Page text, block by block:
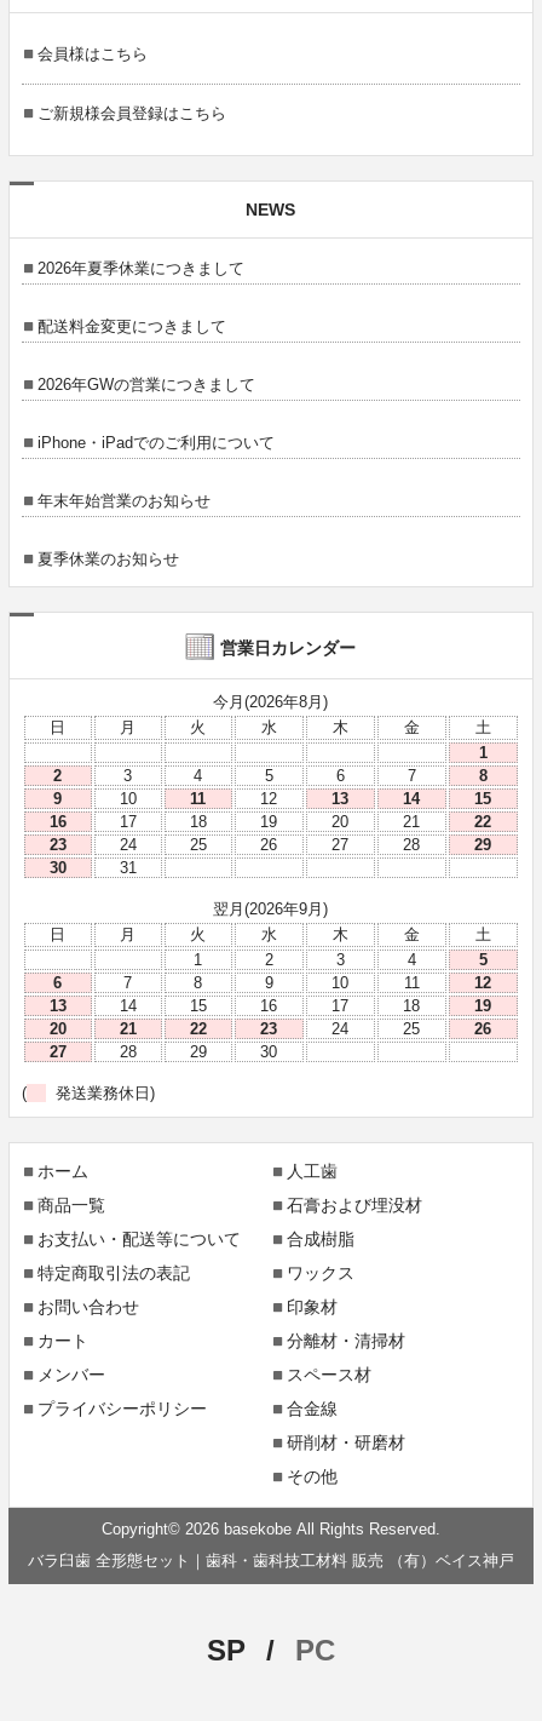
会員様はこちら
ご新規様会員登録はこちら
NEWS
2026年夏季休業につきまして
配送料金変更につきまして
2026年GWの営業につきまして
iPhone・iPadでのご利用について
年末年始営業のお知らせ
夏季休業のお知らせ
営業日カレンダー
今月(2026年8月)
日
月 火 水 木 金
土
1
2
3 4 5 6 7
8
9
10 11 12 13 14
15
16
17 18 19 20 21
22
23
24 25 26 27 28
29
30
31
翌月(2026年9月)
日
月 火 水 木 金
土
1
2 3 4
5
6
7 8 9 10 11
12
13
14 15 16 17 18
19
20
21 22 23 24 25
26
27
28 29 30
( 発送業務休日)
ホーム
商品一覧
お支払い・配送等について
特定商取引法の表記
お問い合わせ
カート
メンバー
プライバシーポリシー
人工歯
石膏および埋没材
合成樹脂
ワックス
印象材
分離材・清掃材
スペース材
合金線
研削材・研磨材
その他
Copyright© 2026 basekobe All Rights Reserved.
バラ臼歯 全形態セット｜歯科・歯科技工材料 販売 （有）ベイス神戸
SP / PC